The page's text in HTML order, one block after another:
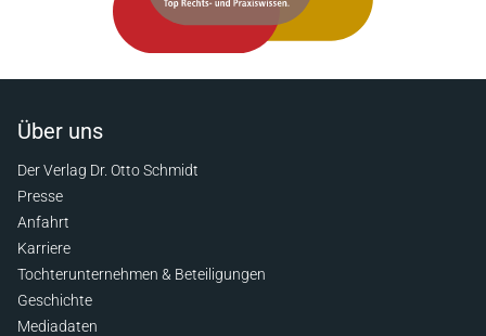
Über uns
Der Verlag Dr. Otto Schmidt
Presse
Anfahrt
Karriere
Tochterunternehmen & Beteiligungen
Geschichte
Mediadaten